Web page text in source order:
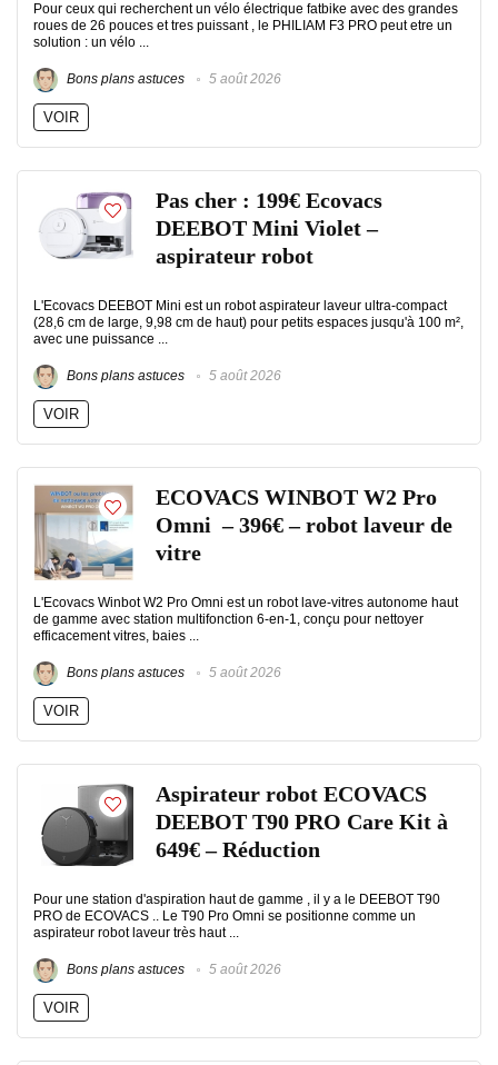
Pour ceux qui recherchent un vélo électrique fatbike avec des grandes
roues de 26 pouces et tres puissant , le PHILIAM F3 PRO peut etre un
solution : un vélo ...
Bons plans astuces 5 août 2026
VOIR
Pas cher : 199€ Ecovacs
DEEBOT Mini Violet –
aspirateur robot
L'Ecovacs DEEBOT Mini est un robot aspirateur laveur ultra-compact
(28,6 cm de large, 9,98 cm de haut) pour petits espaces jusqu'à 100 m²,
avec une puissance ...
Bons plans astuces 5 août 2026
VOIR
ECOVACS WINBOT W2 Pro
Omni – 396€ – robot laveur de
vitre
L'Ecovacs Winbot W2 Pro Omni est un robot lave-vitres autonome haut
de gamme avec station multifonction 6-en-1, conçu pour nettoyer
efficacement vitres, baies ...
Bons plans astuces 5 août 2026
VOIR
Aspirateur robot ECOVACS
DEEBOT T90 PRO Care Kit à
649€ – Réduction
Pour une station d'aspiration haut de gamme , il y a le DEEBOT T90
PRO de ECOVACS .. Le T90 Pro Omni se positionne comme un
aspirateur robot laveur très haut ...
Bons plans astuces 5 août 2026
VOIR